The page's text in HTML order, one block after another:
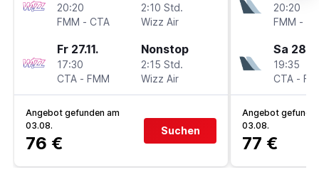
20:20
FMM - CTA
2:10 Std.
Wizz Air
Fr 27.11.
17:30
CTA - FMM
Nonstop
2:15 Std.
Wizz Air
Angebot gefunden am
03.08.
76 €
Suchen
20:20
FMM -
Sa
19:35
CTA -
Angebot
03.08.
77 €